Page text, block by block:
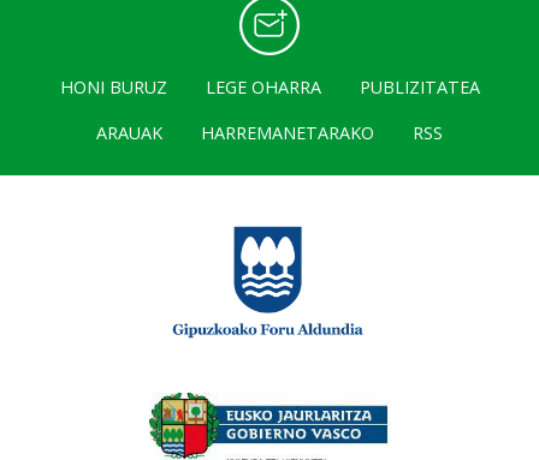
HONI BURUZ LEGE OHARRA
PUBLIZITATEA
ARAUAK
HARREMANETARAKO RSS